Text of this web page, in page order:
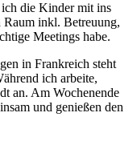
die Kinder mit ins
Raum inkl. Betreuung,
Meetings habe.
in Frankreich steht
ich arbeite,
an. Am Wochenende
und genießen den